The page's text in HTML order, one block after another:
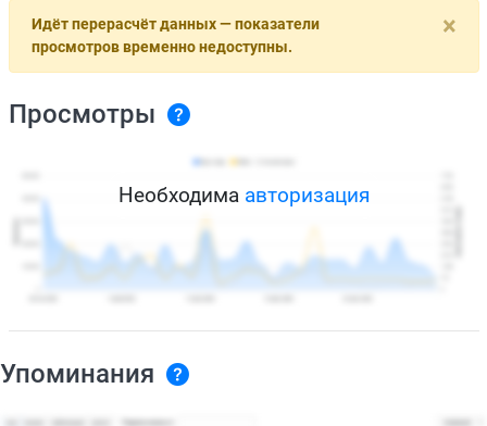
×
Идёт перерасчёт данных — показатели
просмотров временно недоступны.
Просмотры
Необходима авторизация
Упоминания